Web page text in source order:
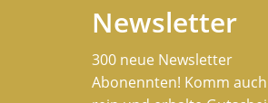
Newsletter
300 neue Newsletter
Abonennten! Komm auch